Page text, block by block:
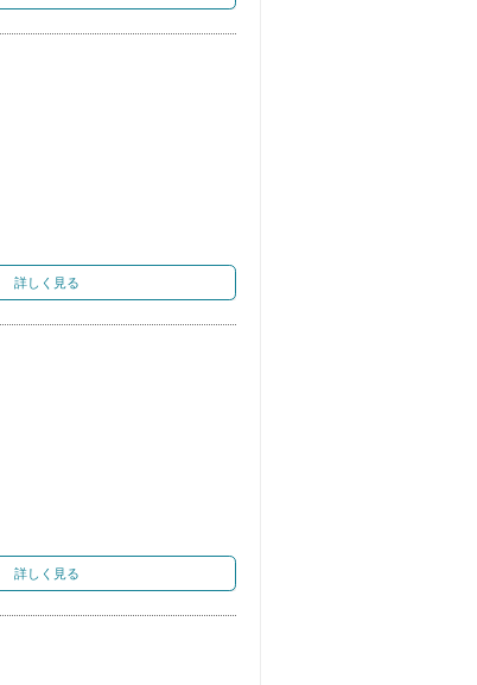
詳しく見る
詳しく見る